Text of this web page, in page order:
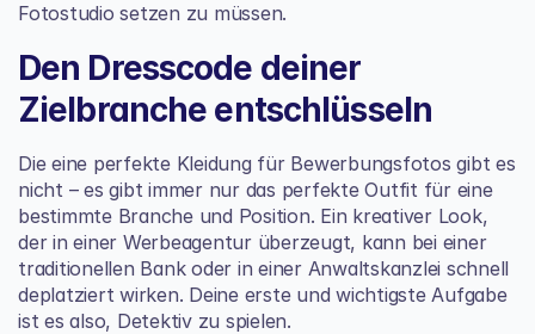
Fotostudio setzen zu müssen.
Den Dresscode deiner
Zielbranche entschlüsseln
Die eine perfekte Kleidung für Bewerbungsfotos gibt es
nicht – es gibt immer nur das perfekte Outfit für eine
bestimmte Branche und Position. Ein kreativer Look,
der in einer Werbeagentur überzeugt, kann bei einer
traditionellen Bank oder in einer Anwaltskanzlei schnell
deplatziert wirken. Deine erste und wichtigste Aufgabe
ist es also, Detektiv zu spielen.